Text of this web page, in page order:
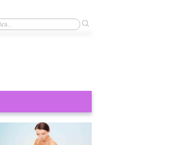
şey görmek orucu bozar mı?